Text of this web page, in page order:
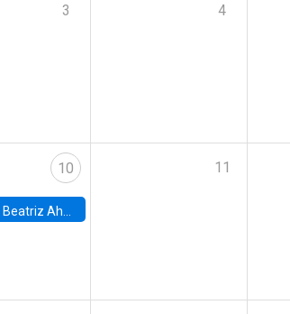
3 4
10
Beatriz Ahumada, PhD candidate, Universidad de Pittsburgh
11